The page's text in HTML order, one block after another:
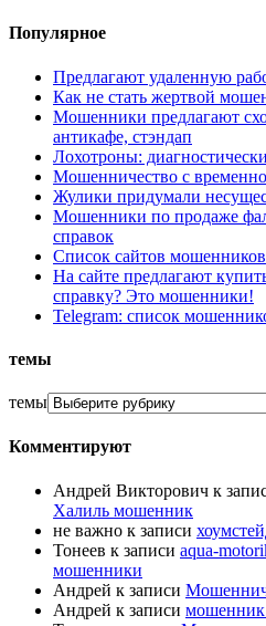
Популярное
Предлагают удаленную
Как не стать жертвой
Мошенники предлагают
антикафе, стэндап
Лохотроны:
Мошенничество с
Жулики придумали
Мошенники по продаже
справок
Список сайтов мошенников
На сайте предлагают
справку? Это мошенники!
Telegram: список
темы
темы
Комментируют
Андрей Викторович к
Халиль мошенник
не важно к записи
Тонеев к записи aqua-
мошенники
Андрей к записи
Андрей к записи мошенник